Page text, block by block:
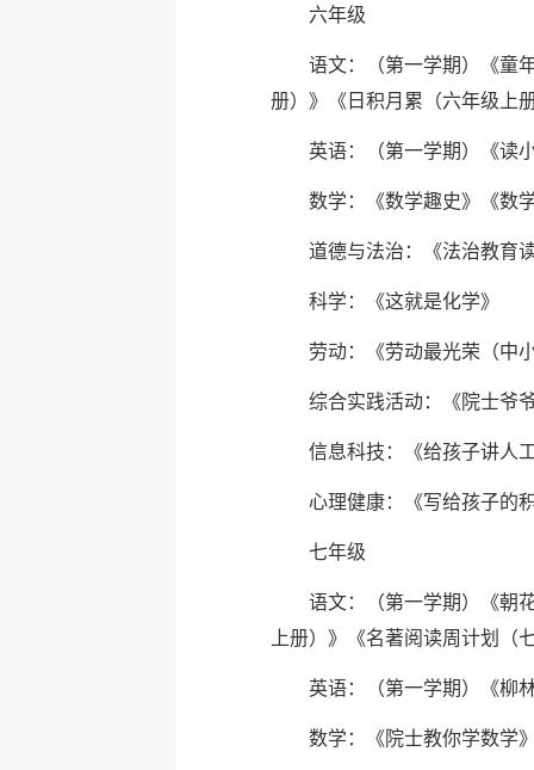
六年级
语文：（第一学期）《童
册）》《日积月累（六年级上
英语：（第一学期）《读
数学：《数学趣史》《数
道德与法治：《法治教育
科学：《这就是化学》
劳动：《劳动最光荣（中
综合实践活动：《院士爷
信息科技：《给孩子讲人
心理健康：《写给孩子的
七年级
语文：（第一学期）《朝
上册）》《名著阅读周计划（
英语：（第一学期）《柳
数学：《院士教你学数学